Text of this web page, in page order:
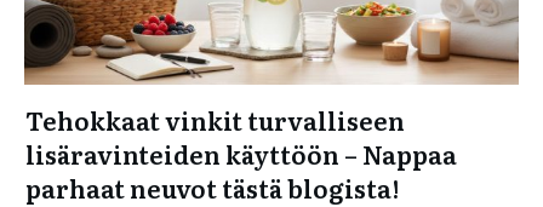
Tehokkaat vinkit turvalliseen
lisäravinteiden käyttöön – Nappaa
parhaat neuvot tästä blogista!